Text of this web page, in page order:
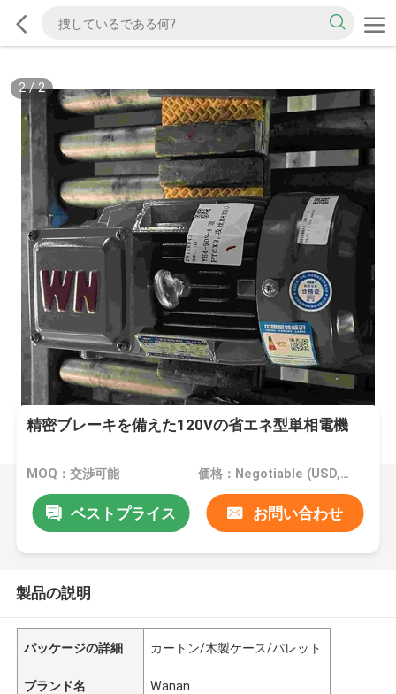
2/2
精密ブレーキを備えた120Vの省エネ型単相電機
MOQ：交渉可能 価格：Negotiable (USD, RMB)
ベストプライス お問い合わせ
製品の説明
パッケージの詳細 カートン/木製ケース/パレット
ブランド名 Wanan